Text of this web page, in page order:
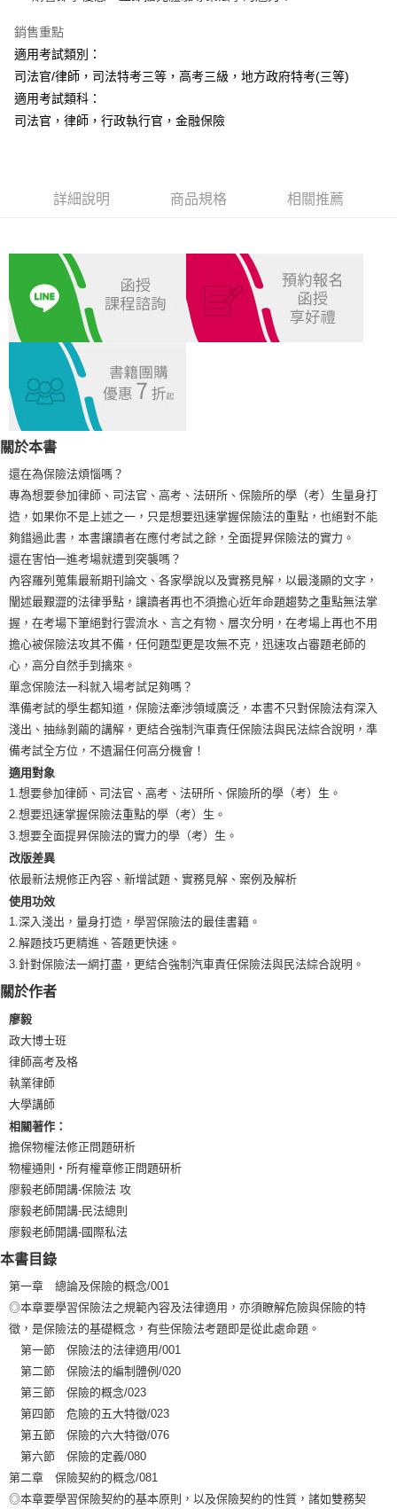
ATM付款
全家取貨付款
每筆NT$100，滿NT$1,000(含以上)免運費
7-11取貨付款
付款後7-11取貨.
每筆NT$100，滿NT$1,000(含以上)免運費
宅配
每筆NT$100，滿NT$1,000(含以上)免運費
外島郵寄
每筆NT$100，滿NT$1,000(含以上)免運費
銷售重點
適用考試類別：
司法官/律師，司法特考三等，高考三級，地方政府特考(三等)
適用考試類科：
司法官，律師，行政執行官，金融保險
詳細說明 商品規格 相關推薦
關於本書
還在為保險法煩惱嗎？
專為想要參加律師、司法官、高考、法研所、保險所的學（考）生量身打
造，如果你不是上述之一，只是想要迅速掌握保險法的重點，也絕對不能
夠錯過此書，本書讓讀者在應付考試之餘，全面提昇保險法的實力。
還在害怕一進考場就遭到突襲嗎？
內容羅列蒐集最新期刊論文、各家學說以及實務見解，以最淺顯的文字，
闡述最艱澀的法律爭點，讓讀者再也不須擔心近年命題趨勢之重點無法掌
握，在考場下筆絕對行雲流水、言之有物、層次分明，在考場上再也不用
擔心被保險法攻其不備，任何題型更是攻無不克，迅速攻占審題老師的
心，高分自然手到擒來。
單念保險法一科就入場考試足夠嗎？
準備考試的學生都知道，保險法牽涉領域廣泛，本書不只對保險法有深入
淺出、抽絲剝繭的講解，更結合強制汽車責任保險法與民法綜合說明，準
備考試全方位，不遺漏任何高分機會！
適用對象
1.想要參加律師、司法官、高考、法研所、保險所的學（考）生。
2.想要迅速掌握保險法重點的學（考）生。
3.想要全面提昇保險法的實力的學（考）生。
改版差異
依最新法規修正內容、新增試題、實務見解、案例及解析
使用功效
1.深入淺出，量身打造，學習保險法的最佳書籍。
2.解題技巧更精進、答題更快速。
3.針對保險法一網打盡，更結合強制汽車責任保險法與民法綜合說明。
關於作者
廖毅
政大博士班
律師高考及格
執業律師
大學講師
相關著作：
擔保物權法修正問題研析
物權通則‧所有權章修正問題研析
廖毅老師開講-保險法 攻
廖毅老師開講-民法總則
廖毅老師開講-國際私法
本書目錄
第一章 總論及保險的概念/001
◎本章要學習保險法之規範內容及法律適用，亦須瞭解危險與保險的特
徵，是保險法的基礎概念，有些保險法考題即是從此處命題。
第一節 保險法的法律適用/001
第二節 保險法的編制體例/020
第三節 保險的概念/023
第四節 危險的五大特徵/023
第五節 保險的六大特徵/076
第六節 保險的定義/080
第二章 保險契約的概念/081
◎本章要學習保險契約的基本原則，以及保險契約的性質，諸如雙務契